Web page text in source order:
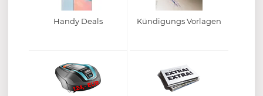
Handy Deals Kündigungs Vorlagen